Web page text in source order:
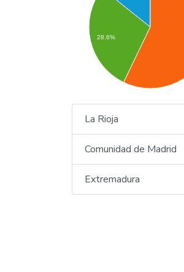
28.6%
La Rioja
Comunidad de Madrid
Extremadura